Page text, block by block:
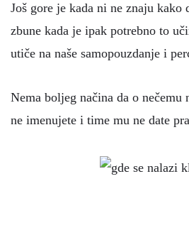
Još gore je kada ni ne znaju kako
zbune kada je ipak potrebno to
utiče na naše samopouzdanje i
Nema boljeg načina da o nečemu
ne imenujete i time mu ne date